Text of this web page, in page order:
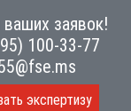
заявок!
100-33-77
экспертизу